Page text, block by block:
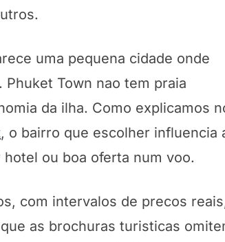
uma pequena cidade onde
Town nao tem praia
da ilha. Como explicamos
, o bairro que escolher influencia
ou boa oferta num voo.
com intervalos de precos
as brochuras turisticas